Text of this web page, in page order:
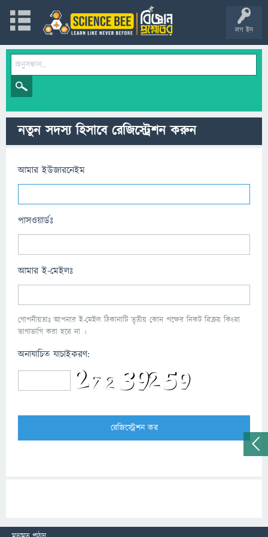
লগ ইন
নতুন সদস্য হিসাবে রেজিস্ট্রেশন করুন
আমার ইউজারনেইম
পাসওয়ার্ডঃ
আমার ই-মেইলঃ
গোপনীয়তাঃ আপনার ই-মেইল ঠিকানাটি তৃতীয় কোন পক্ষের নিকট বিক্রয় কিংবা
ভাগাভাগি করা হবে না ।
অনাযাচিত যাচাইকরণ: